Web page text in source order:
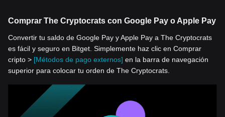
Comprar The Cryptocrats con Google Pay o Apple Pay
Convertir tu saldo de Google Pay y Apple Pay a The Cryptocrats
es fácil y seguro en Bitget. Simplemente haz clic en Comprar
cripto > [Métodos de pago externos] en la barra de navegación
superior para colocar tu orden de The Cryptocrats.